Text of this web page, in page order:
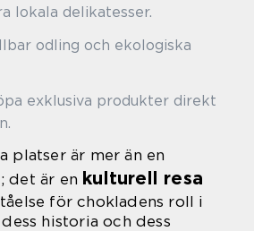
lokala delikatesser.
odling och ekologiska
exklusiva produkter direkt
platser är mer än en
det är en kulturell resa
för chokladens roll i
historia och dess